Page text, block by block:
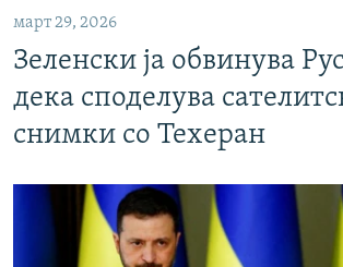
март 29, 2026
Зеленски ја обвинува
дека споделува
снимки со Техеран